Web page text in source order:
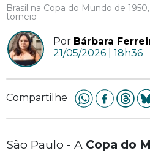
Brasil na Copa do Mundo de
torneio
Por Bárbara
21/05/2026 | 18h36
Compartilhe
São Paulo - A Copa do